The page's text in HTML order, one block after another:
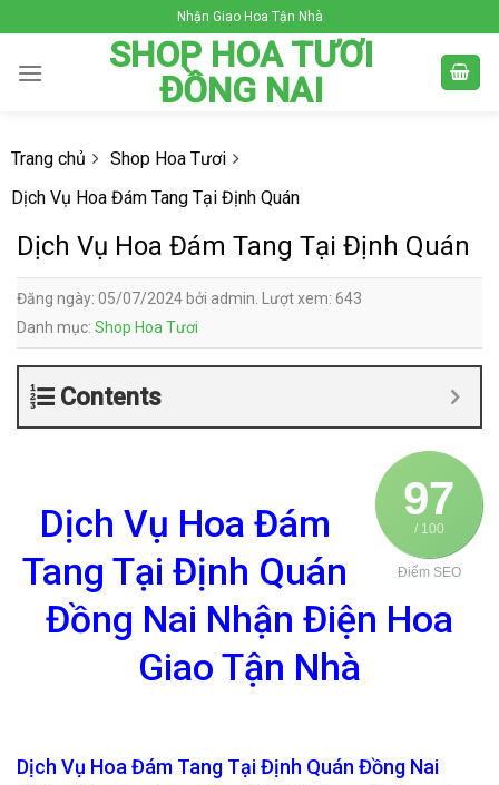
to
content
Nhận Giao Hoa Tận Nhà
SHOP HOA TƯƠI
ĐỒNG NAI
Trang chủ
Shop Hoa Tươi
Dịch Vụ Hoa Đám Tang Tại Định Quán
Dịch Vụ Hoa Đám Tang Tại Định Quán
Đăng ngày: 05/07/2024 bởi admin. Lượt xem: 643
Danh mục: Shop Hoa Tươi
Contents
97
/ 100
Điểm SEO
Dịch Vụ Hoa Đám
Tang Tại Định Quán
Đồng Nai Nhận Điện Hoa
Giao Tận Nhà
Dịch Vụ Hoa Đám Tang Tại Định Quán Đồng Nai